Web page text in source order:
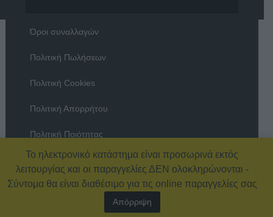
Όροι συναλλαγών
Πολιτική Πωλήσεων
Πολιτική Cookies
Πολιτική Απορρήτου
Πολιτική Ποιότητας
Όροι χρήσης
© 2026 Εξοπλισμός Καταστημάτων – ΚΟΥΡΚΟΥΤΑΣ
Το ηλεκτρονικό κατάστημα είναι προσωρινά εκτός
λειτουργίας και οι παραγγελίες ΔΕΝ ολοκληρώνονται -
Σύντομα θα είναι διαθέσιμο για τις online παραγγελίες σας
Απόρριψη